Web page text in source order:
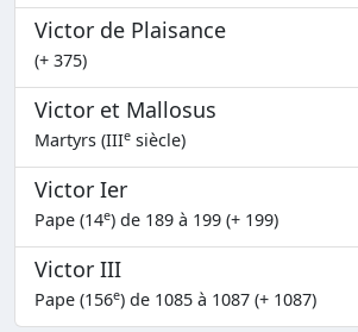
Victor de Plaisance
(+ 375)
Victor et Mallosus
Martyrs (IIIe siècle)
Victor Ier
Pape (14e) de 189 à 199 (+ 199)
Victor III
Pape (156e) de 1085 à 1087 (+ 1087)